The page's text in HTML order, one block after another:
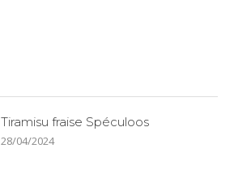
Tiramisu fraise Spéculoos
28/04/2024